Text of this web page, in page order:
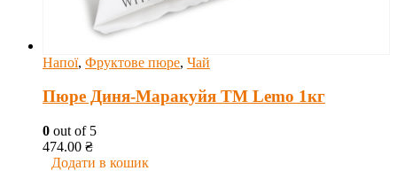
Напої, Фруктове пюре, Чай
Пюре Диня-Маракуйя ТМ Lemo 1кг
0 out of 5
474.00 ₴
Додати в кошик